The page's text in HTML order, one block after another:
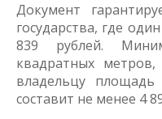
Документ
государства, где
839 рублей.
квадратных
владельцу
составит не менее 4